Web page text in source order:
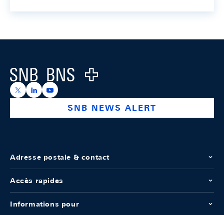
Logo
https://x.com/snb_bns
https://ch.linkedin.com/company/swiss-national-
https://www.youtube.com/@swissnationalbank
SNB NEWS ALERT
Adresse postale & contact
Accès rapides
Informations pour